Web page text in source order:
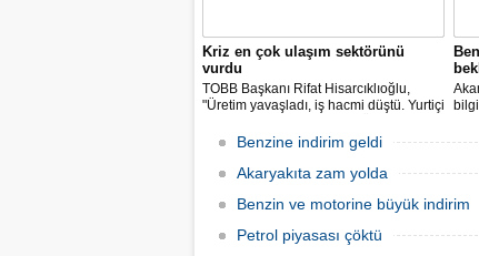
Kriz en çok ulaşım sektörünü
vurdu
TOBB Başkanı Rifat Hisarcıklıoğlu,
"Üretim yavaşladı, iş hacmi düştü. Yurtiçi
sınırları kapattı, ihracat yavaşladı,
mallarımızı taşıyamaz hale geldik" dedi.
Benzine indirim geldi
Akaryakıta zam yolda
Benzin ve motorine büyük indirim
Petrol piyasası çöktü